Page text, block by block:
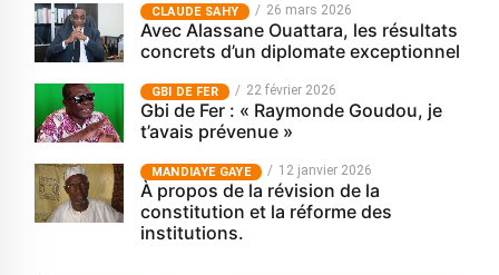
CLAUDE SAHY 26 mars 2026
Avec Alassane Ouattara, les résultats
concrets d’un diplomate exceptionnel
GBI DE FER 22 février 2026
Gbi de Fer : « Raymonde Goudou, je
t’avais prévenue »
MANDIAYE GAYE 12 janvier 2026
À propos de la révision de la
constitution et la réforme des
institutions.